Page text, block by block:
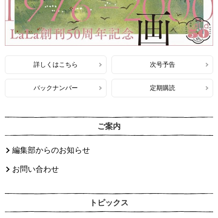
詳しくはこちら 次号予告
バックナンバー 定期購読
ご案内
編集部からのお知らせ
お問い合わせ
トピックス